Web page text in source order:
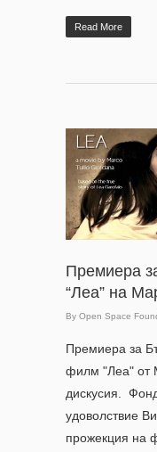
Read More
Премиера
“Леа” на
By Open Space
Премиера за
филм "Леа" от
дискусия.
удоволствие
прожекция на